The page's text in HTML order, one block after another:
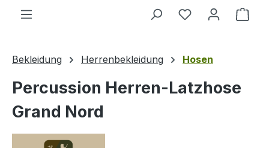
Du hast 0
Bekleidung Herrenbekleidung Hosen
Percussion Herren-Latzhose
Grand Nord